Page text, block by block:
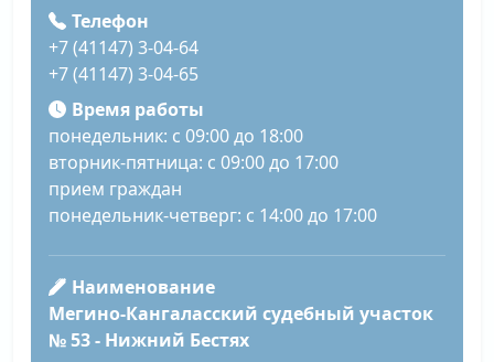
Телефон
+7 (41147) 3-04-64
+7 (41147) 3-04-65
Время работы
понедельник: с 09:00 до 18:00
вторник-пятница: с 09:00 до 17:00
прием граждан
понедельник-четверг: с 14:00 до 17:00
Наименование
Мегино-Кангаласский судебный участок
№ 53 - Нижний Бестях